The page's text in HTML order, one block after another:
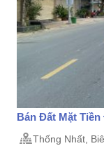
Bán Đất Mặt
Thống Nhất,